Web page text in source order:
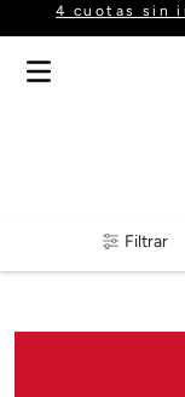
4 cuotas sin
Filtrar